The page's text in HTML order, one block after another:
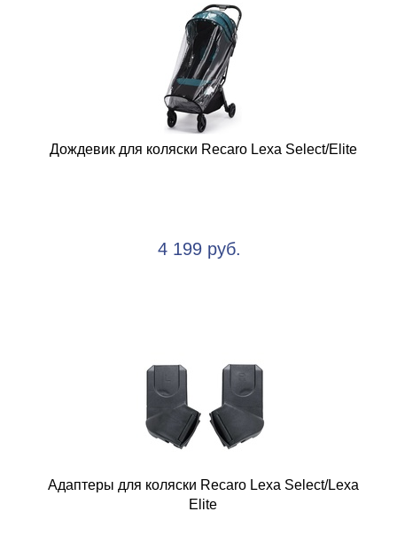
Дождевик для коляски Recaro Lexa Select/Elite
4 199 руб.
Адаптеры для коляски Recaro Lexa Select/Lexa
Elite